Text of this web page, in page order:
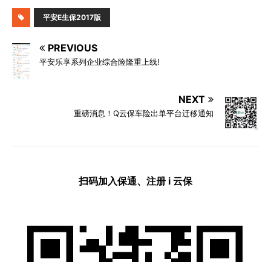
平安E生保2017版
PREVIOUS
平安乐享系列企业综合险隆重上线!
NEXT
重磅消息！Q云保车险出单平台迁移通知
扫码加入保通、注册 i 云保